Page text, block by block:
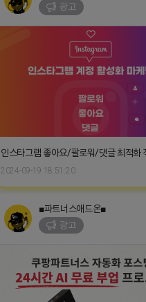
광고
인스타그램 좋아요/팔로워/댓글 최적화
2024-09-19 18:51:20
■파트너스애드온■
광고